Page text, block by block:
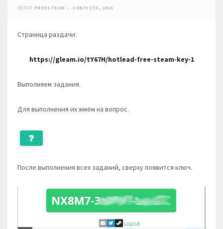
АВТОР: FREESTEAM 1 АВГУСТА, 2016
Страница раздачи:
https://gleam.io/tY67H/hotlead-free-steam-key-1
Выполняем задания.
Для выполнения их жмём на вопрос.
После выполнения всех заданий, сверху появится ключ.